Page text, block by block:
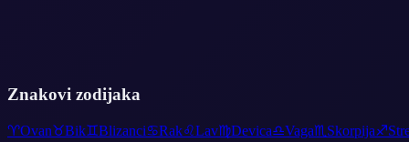
Znakovi zodijaka
♈Ovan♉Bik♊Blizanci♋Rak♌Lav♍Devica♎Vaga♏ Skorpija♐